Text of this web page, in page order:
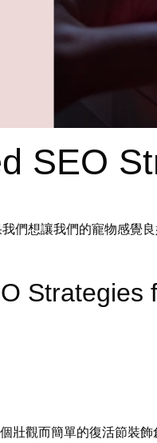
SEO
們想讓我們的寵物感覺
Strategies
壯觀而簡單的復活節裝